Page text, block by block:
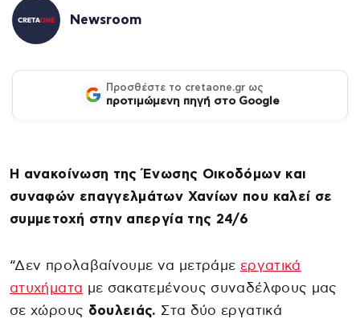
Newsroom
Προσθέστε το cretaone.gr ως
προτιμώμενη πηγή στο Google
Η ανακοίνωση της Ένωσης Οικοδόμων και
συναφών επαγγελμάτων Χανίων που καλεί σε
συμμετοχή στην απεργία της 24/6
“Δεν προλαβαίνουμε να μετράμε εργατικά
ατυχήματα με σακατεμένους συναδέλφους μας
σε χώρους δουλειάς. Στα δύο εργατικά